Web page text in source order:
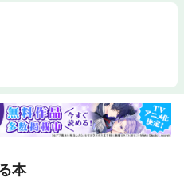
本